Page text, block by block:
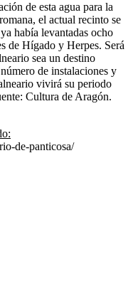
de esta agua para la
el actual recinto se
había levantadas ocho
de Hígado y Herpes. Será
sea un destino
de instalaciones y
vivirá su periodo
Cultura de Aragón.
de-panticosa/